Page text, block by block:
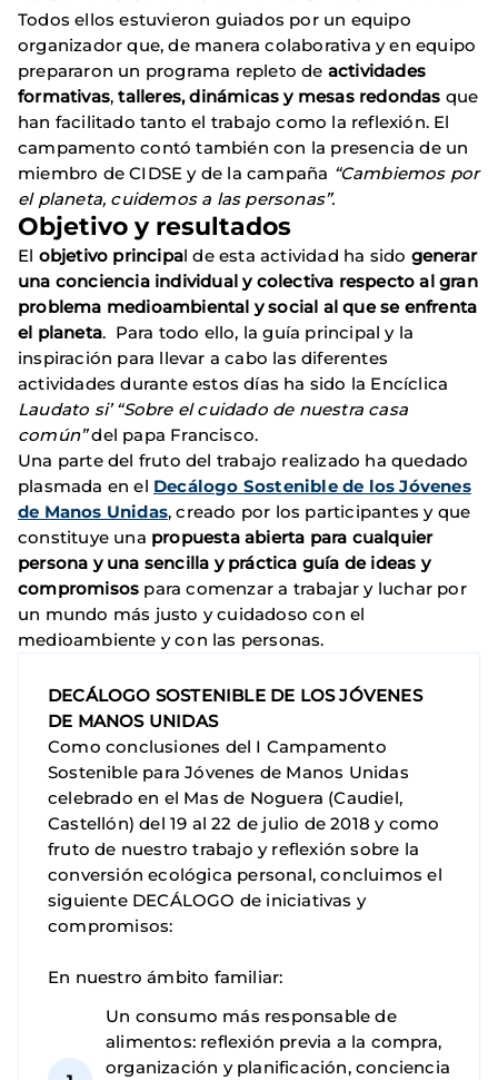
Todos ellos estuvieron guiados por un equipo
organizador que, de manera colaborativa y en equipo
prepararon un programa repleto de actividades
formativas,talleres, dinámicas y mesas redondas que
han facilitado tanto el trabajo como la reflexión. El
campamento contó también con la presencia de un
miembro de CIDSE y de la campaña “Cambiemos por
el planeta, cuidemos a las personas”.
Objetivo y resultados
El objetivo principal de esta actividad ha sido generar
una conciencia individual y colectiva respecto al gran
problema medioambiental y social al que se enfrenta
el planeta. Para todo ello, la guía principal y la
inspiración para llevar a cabo las diferentes
actividades durante estos días ha sido la Encíclica
Laudato si’ “Sobre el cuidado de nuestra casa
común”del papa Francisco.
Una parte del fruto del trabajo realizado ha quedado
plasmada en el Decálogo Sostenible de los Jóvenes
de Manos Unidas, creado por los participantes y que
constituye una propuesta abierta para cualquier
persona y una sencilla y práctica guía de ideas y
compromisos para comenzar a trabajar y luchar por
un mundo más justo y cuidadoso con el
medioambiente y con las personas.
DECÁLOGO SOSTENIBLE DE LOS JÓVENES
DE MANOS UNIDAS
Como conclusiones del I Campamento
Sostenible para Jóvenes de Manos Unidas
celebrado en el Mas de Noguera (Caudiel,
Castellón) del 19 al 22 de julio de 2018 y como
fruto de nuestro trabajo y reflexión sobre la
conversión ecológica personal, concluimos el
siguiente DECÁLOGO de iniciativas y
compromisos:
En nuestro ámbito familiar:
Un consumo más responsable de
alimentos: reflexión previa a la compra,
organización y planificación, conciencia